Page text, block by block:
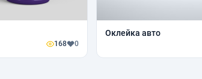
168 0
Оклейка авто